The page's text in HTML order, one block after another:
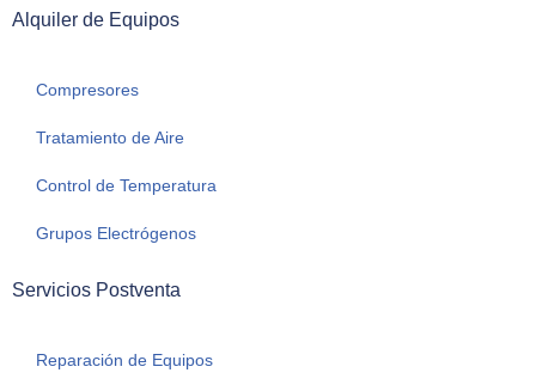
Alquiler de Equipos
Compresores
Tratamiento de Aire
Control de Temperatura
Grupos Electrógenos
Servicios Postventa
Reparación de Equipos